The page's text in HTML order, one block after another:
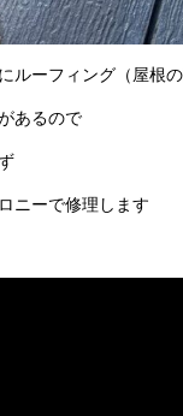
ルーフィング（屋根
あるので
ニーで修理します